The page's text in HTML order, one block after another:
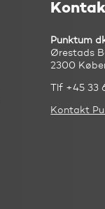
Punktum
Ørestads
2300
Tlf +45 33
Kontakt